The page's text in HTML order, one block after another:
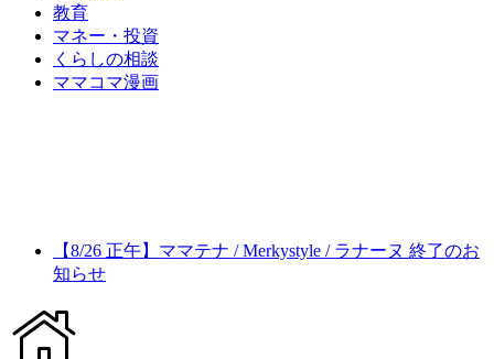
教育
マネー・投資
くらしの相談
ママコマ漫画
【8/26 正午】ママテナ / Merkystyle / ラナーヌ 終了のお
知らせ